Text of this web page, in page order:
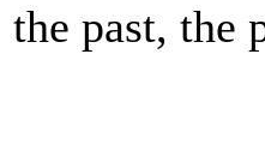
the past, the